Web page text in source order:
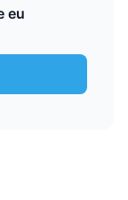
eu